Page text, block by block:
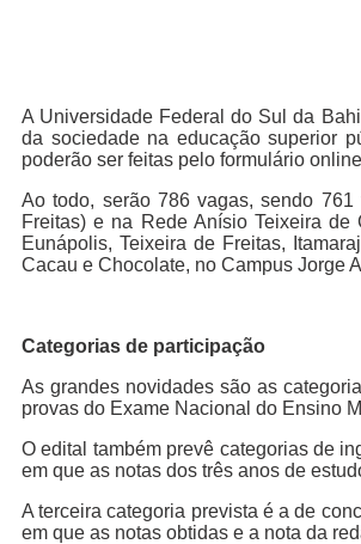
A Universidade Federal do Sul da
da sociedade na educação superior
poderão ser feitas pelo formulário
Ao todo, serão 786 vagas, sendo
Freitas) e na Rede Anísio Teixeira
Eunápolis, Teixeira de Freitas,
Cacau e Chocolate, no Campus Jorge
Categorias de participação
As grandes novidades são as
provas do Exame Nacional do Ensino
O edital também prevê categorias de
em que as notas dos três anos de
A terceira categoria prevista é a de
em que as notas obtidas e a nota da